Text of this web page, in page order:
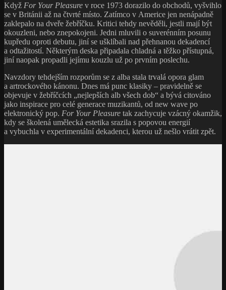
Když For Your Pleasure v roce 1973 dorazilo do obchodů, vyšvihlo
se v Británii až na čtvrté místo. Zatímco v Americe jen nenápadně
zaklepalo na dveře žebříčku. Kritici tehdy nevěděli, jestli mají být
okouzleni, nebo znepokojeni. Jedni mluvili o suverénním posunu
kupředu oproti debutu, jiní se ušklíbali nad přehnanou dekadencí
a odtažitostí. Některým deska připadala chladná a těžko přístupná,
jiní naopak propadli jejímu kouzlu už po prvním poslechu.
Navzdory tehdejším rozporům se z alba stala trvalá opora glam
a artrockového kánonu. Dnes má punc klasiky – pravidelně se
objevuje v žebříčcích „nejlepších alb všech dob“ a bývá citováno
jako inspirace pro celé generace muzikantů, od new wave po
elektronický pop. For Your Pleasure tak zachycuje vzácný okamžik,
kdy se školená umělecká estetika srazila s popovou energií
a vybuchla v experimentální dekadenci, kterou už nešlo vrátit zpět.